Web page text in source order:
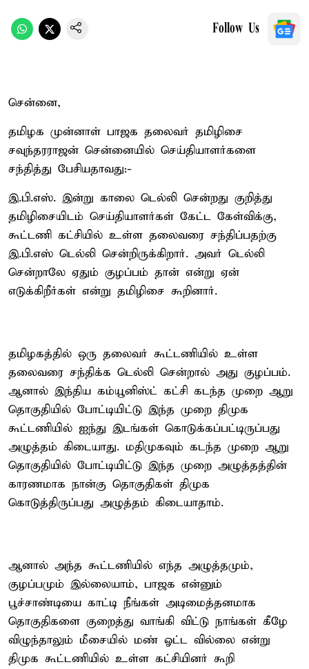
Follow Us
சென்னை,
தமிழக முன்னாள் பாஜக தலைவர் தமிழிசை
சவுந்தரராஜன் சென்னையில் செய்தியாளர்களை
சந்தித்து பேசியதாவது:-
இ.பி.எஸ். இன்று காலை டெல்லி சென்றது குறித்து
தமிழிசையிடம் செய்தியாளர்கள் கேட்ட கேள்விக்கு,
கூட்டணி கட்சியில் உள்ள தலைவரை சந்திப்பதற்கு
இ.பி.எஸ் டெல்லி சென்றிருக்கிறார். அவர் டெல்லி
சென்றாலே ஏதும் குழப்பம் தான் என்று ஏன்
எடுக்கிறீர்கள் என்று தமிழிசை கூறினார்.
தமிழகத்தில் ஒரு தலைவர் கூட்டணியில் உள்ள
தலைவரை சந்திக்க டெல்லி சென்றால் அது குழப்பம்.
ஆனால் இந்திய கம்யூனிஸ்ட் கட்சி கடந்த முறை ஆறு
தொகுதியில் போட்டியிட்டு இந்த முறை திமுக
கூட்டணியில் ஐந்து இடங்கள் கொடுக்கப்பட்டிருப்பது
அழுத்தம் கிடையாது. மதிமுகவும் கடந்த முறை ஆறு
தொகுதியில் போட்டியிட்டு இந்த முறை அழுத்தத்தின்
காரணமாக நான்கு தொகுதிகள் திமுக
கொடுத்திருப்பது அழுத்தம் கிடையாதாம்.
ஆனால் அந்த கூட்டணியில் எந்த அழுத்தமும்,
குழப்பமும் இல்லையாம், பாஜக என்னும்
பூச்சாண்டியை காட்டி நீங்கள் அடிமைத்தனமாக
தொகுதிகளை குறைத்து வாங்கி விட்டு நாங்கள் கீழே
விழுந்தாலும் மீசையில் மண் ஓட்ட வில்லை என்று
திமுக கூட்டணியில் உள்ள கட்சியினர் கூறி